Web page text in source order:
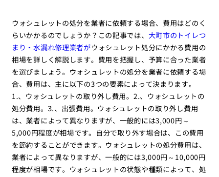
ウォシュレットの処分を業者に依頼する場合、費用はどのく
らいかかるのでしょうか？この記事では、 大町市のトイレつ
まり・水漏れ修理業者がウォシュレット処分にかかる費用の
相場を詳しく解説します。費用を把握し、予算に合った業者
を選びましょう。ウォシュレットの処分を業者に依頼する場
合、費用は、主に以下の3つの要素によって決まります。
1.、ウォシュレットの取り外し費用。2.、ウォシュレットの
処分費用。3.、出張費用。ウォシュレットの取り外し費用
は、業者によって異なりますが、一般的には3,000円～
5,000円程度が相場です。自分で取り外す場合は、この費用
を節約することができます。ウォシュレットの処分費用は、
業者によって異なりますが、一般的には3,000円～10,000円
程度が相場です。ウォシュレットの状態や種類によって、処